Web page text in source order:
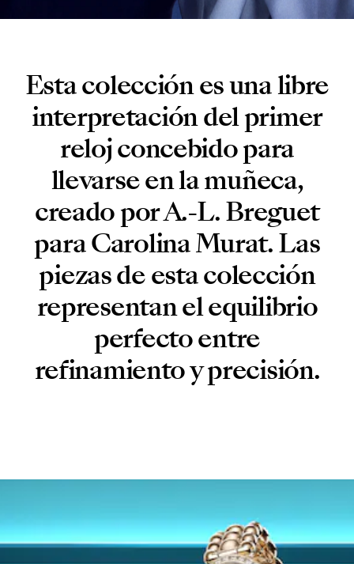
Esta colección es una libre
interpretación del primer
reloj concebido para
llevarse en la muñeca,
creado por A.-L. Breguet
para Carolina Murat. Las
piezas de esta colección
representan el equilibrio
perfecto entre
refinamiento y precisión.